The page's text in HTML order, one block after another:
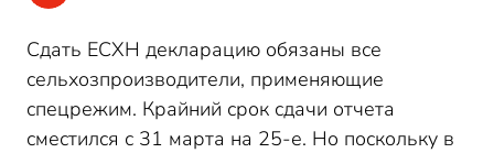
Сдать ЕСХН декларацию обязаны все
сельхозпроизводители, применяющие
спецрежим. Крайний срок сдачи отчета
сместился с 31 марта на 25-е. Но поскольку в